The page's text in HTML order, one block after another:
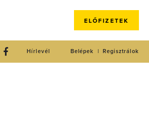
ELŐFIZETEK
Regisztrálok
Belépek
Hírlevél